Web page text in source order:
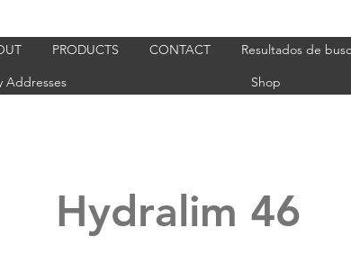
PRODUCTS CONTACT
Resultados de
Addresses
Shop
Hydralim 46